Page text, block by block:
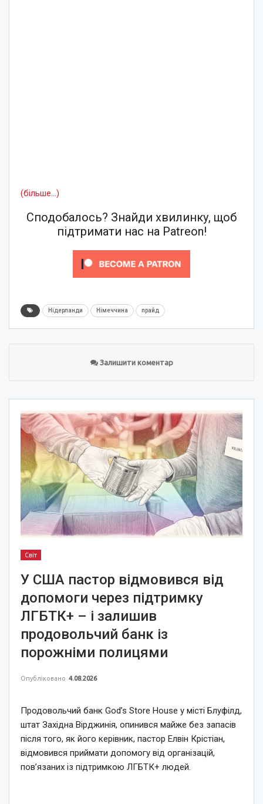
(більше…)
Сподобалось? Знайди хвилинку, щоб
підтримати нас на Patreon!
Нідерланди Німеччина прайд
Залишити коментар
Світ
У США пастор відмовився від
допомоги через підтримку
ЛГБТК+ – і залишив
продовольчий банк із
порожніми полицями
Опубліковано 4.08.2026
Продовольчий банк God’s Store House у місті Блуфілд,
штат Західна Вірджинія, опинився майже без запасів
після того, як його керівник, пастор Елвін Крістіан,
відмовився приймати допомогу від організацій,
пов’язаних із підтримкою ЛГБТК+ людей.